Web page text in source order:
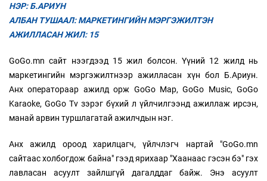
НЭР: Б.АРИУН
АЛБАН ТУШААЛ: МАРКЕТИНГИЙН МЭРГЭЖИЛТЭН
АЖИЛЛАСАН ЖИЛ: 15
GoGo.mn сайт нээгдээд 15 жил болсон. Үүний 12 жилд нь
маркетингийн мэргэжилтнээр ажилласан хүн бол Б.Ариун.
Анх оператораар ажилд орж GoGo Map, GoGo Music, GoGo
Karaoke, GoGo Tv зэрэг бүхий л үйлчилгээнд ажиллаж ирсэн,
манай арвин туршлагатай ажилчдын нэг.
Анх ажилд ороод харилцагч, үйлчлэгч нартай "GoGo.mn
сайтаас холбогдож байна" гээд ярихаар "Хаанаас гэсэн бэ" гэх
лавласан асуулт зайлшгүй дагалддаг байж. Энэ асуулт